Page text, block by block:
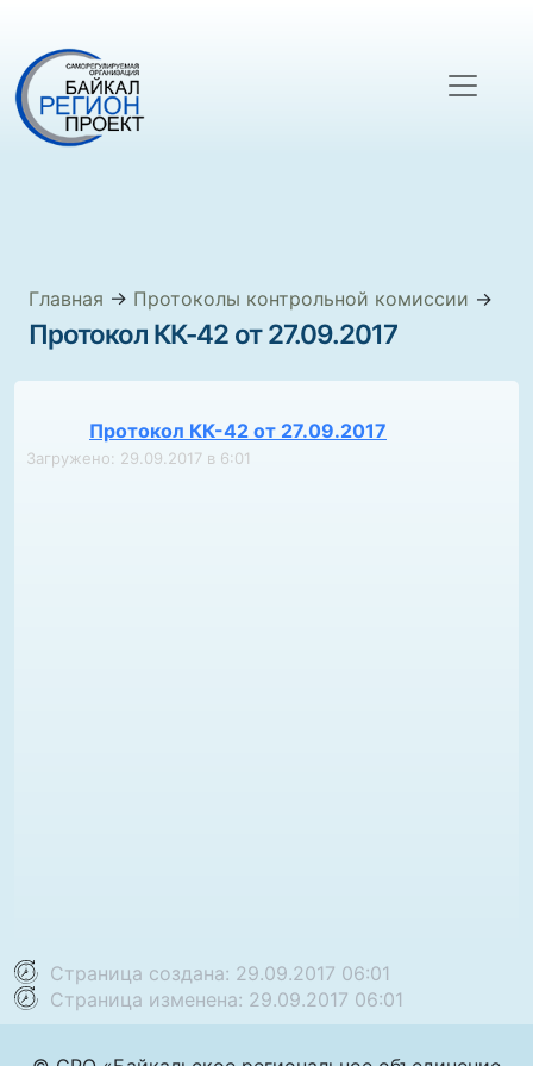
Главная → Протоколы контрольной комиссии →
Протокол КК-42 от 27.09.2017
Протокол КК-42 от 27.09.2017
Загружено: 29.09.2017 в 6:01
Страница создана: 29.09.2017 06:01
Страница изменена: 29.09.2017 06:01